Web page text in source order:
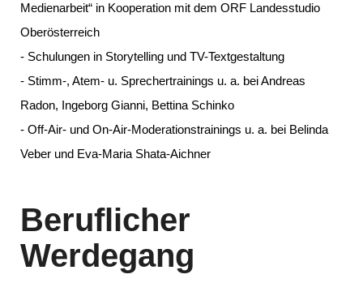
Medienarbeit“ in Kooperation mit dem ORF Landesstudio
Oberösterreich
- Schulungen in Storytelling und TV-Textgestaltung
- Stimm-, Atem- u. Sprechertrainings u. a. bei Andreas
Radon, Ingeborg Gianni, Bettina Schinko
- Off-Air- und On-Air-Moderationstrainings u. a. bei Belinda
Veber und Eva-Maria Shata-Aichner
Beruflicher
Werdegang